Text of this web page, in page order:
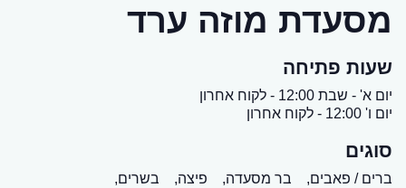
מסעדת מוזה ערד
שעות פתיחה
יום א' - שבת 12:00 - לקוח אחרון
יום ו' 12:00 - לקוח אחרון
סוגים
ברים / פאבים, בר מסעדה, פיצה,
בשרים,